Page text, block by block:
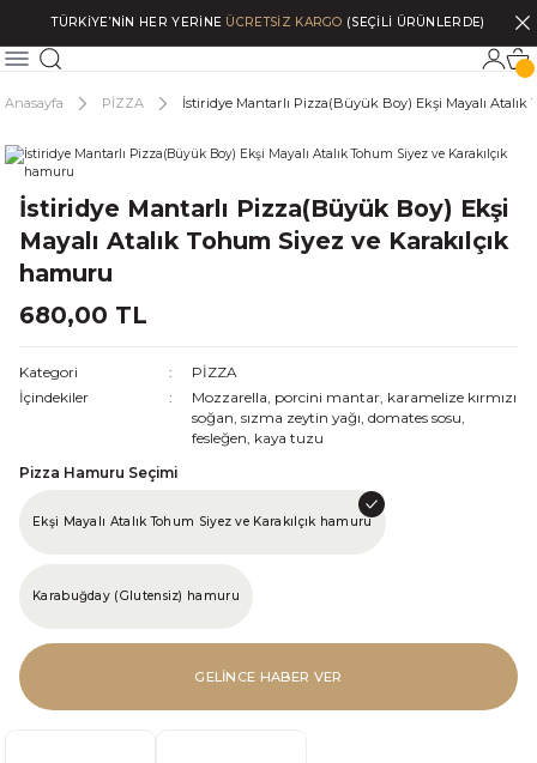
TÜRKİYE’NİN HER YERİNE ÜCRETSİZ KARGO (SEÇİLİ ÜRÜNLERDE)
Anasayfa PİZZA İstiridye Mantarlı Pizza(Büyük Boy) Ekşi Mayalı
İstiridye Mantarlı Pizza(Büyük Boy) Ekşi
Mayalı Atalık Tohum Siyez ve Karakılçık
hamuru
680,00 TL
Kategori
PİZZA
İçindekiler
Mozzarella, porcini mantar, karamelize kırmızı
soğan, sızma zeytin yağı, domates sosu,
fesleğen, kaya tuzu
Pizza Hamuru Seçimi
Ekşi Mayalı Atalık Tohum Siyez ve Karakılçık hamuru
Karabuğday (Glutensiz) hamuru
GELİNCE HABER VER